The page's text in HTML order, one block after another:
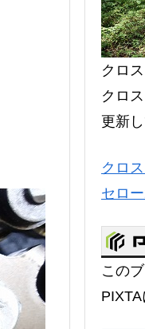
クロ
クロ
更新
クロ
セロ
この
PIXTA